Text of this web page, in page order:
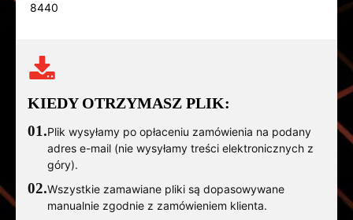
8440
KIEDY OTRZYMASZ PLIK:
01.Plik wysyłamy po opłaceniu zamówienia na podany
adres e-mail (nie wysyłamy treści elektronicznych z
góry).
02.Wszystkie zamawiane pliki są dopasowywane
manualnie zgodnie z zamówieniem klienta.